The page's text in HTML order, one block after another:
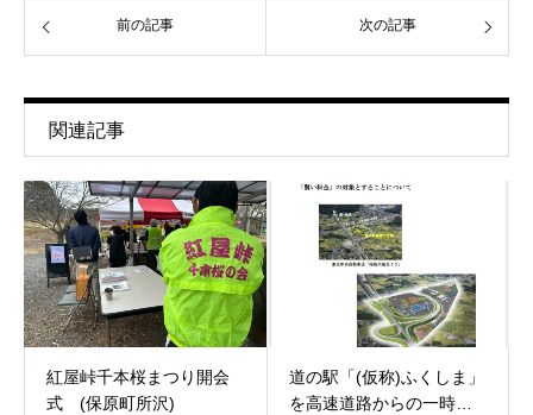
前の記事 次の記事
関連記事
紅屋峠千本桜まつり開会
式 (保原町所沢)
道の駅「(仮称)ふくしま」
を高速道路からの一時…